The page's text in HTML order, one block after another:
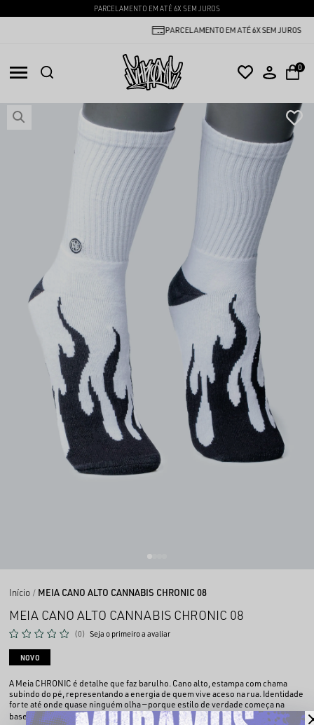
PARCELAMENTO EM ATÉ 6X SEM JUROS
PARCELAMENTO EM ATÉ 6X SEM JUROS
0
Início MEIA CANO ALTO CANNABIS CHRONIC 08
MEIA CANO ALTO CANNABIS CHRONIC 08
(0) Seja o primeiro a avaliar
NOVO
A Meia CHRONIC é detalhe que faz barulho. Cano alto, estampa com chama
subindo do pé, representando a energia de quem vive aceso na rua. Identidade
forte até onde quase ninguém olha — porque estilo de verdade começa na
base.Ler mais